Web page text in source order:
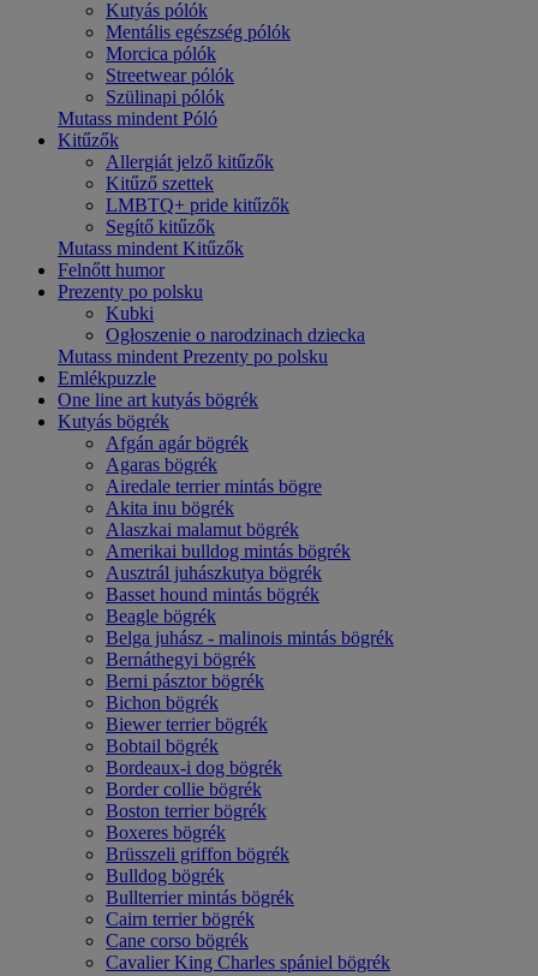
Kutyás pólók
Mentális egészség pólók
Morcica pólók
Streetwear pólók
Szülinapi pólók
Mutass mindent Póló
Kitűzők
Allergiát jelző kitűzők
Kitűző szettek
LMBTQ+ pride kitűzők
Segítő kitűzők
Mutass mindent Kitűzők
Felnőtt humor
Prezenty po polsku
Kubki
Ogłoszenie o narodzinach dziecka
Mutass mindent Prezenty po polsku
Emlékpuzzle
One line art kutyás bögrék
Kutyás bögrék
Afgán agár bögrék
Agaras bögrék
Airedale terrier mintás bögre
Akita inu bögrék
Alaszkai malamut bögrék
Amerikai bulldog mintás bögrék
Ausztrál juhászkutya bögrék
Basset hound mintás bögrék
Beagle bögrék
Belga juhász - malinois mintás bögrék
Bernáthegyi bögrék
Berni pásztor bögrék
Bichon bögrék
Biewer terrier bögrék
Bobtail bögrék
Bordeaux-i dog bögrék
Border collie bögrék
Boston terrier bögrék
Boxeres bögrék
Brüsszeli griffon bögrék
Bulldog bögrék
Bullterrier mintás bögrék
Cairn terrier bögrék
Cane corso bögrék
Cavalier King Charles spániel bögrék